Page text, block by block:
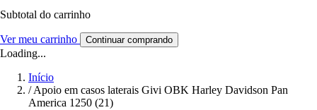
Subtotal do carrinho
Ver meu carrinho Continuar comprando
Loading...
Início
/Apoio em casos laterais Givi OBK Harley Davidson Pan
America 1250 (21)